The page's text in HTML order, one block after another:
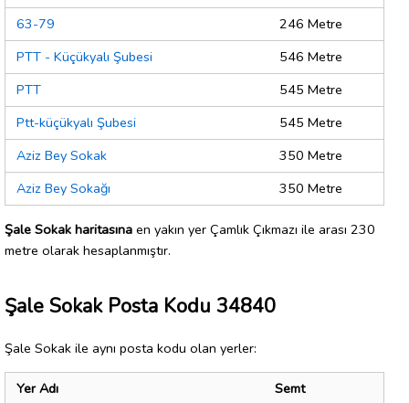
63-79
246 Metre
PTT - Küçükyalı Şubesi
546 Metre
PTT
545 Metre
Ptt-küçükyalı Şubesi
545 Metre
Aziz Bey Sokak
350 Metre
Aziz Bey Sokağı
350 Metre
Şale Sokak haritasına en yakın yer Çamlık Çıkmazı ile arası 230
metre olarak hesaplanmıştır.
Şale Sokak Posta Kodu 34840
Şale Sokak ile aynı posta kodu olan yerler:
Yer Adı
Semt